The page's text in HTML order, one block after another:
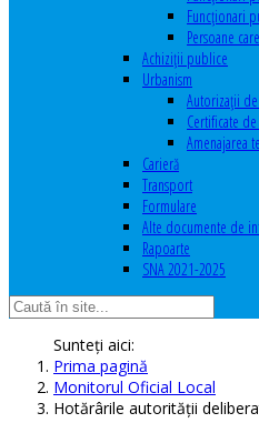
Funcționari
Persoane
Achiziţii publice
Urbanism
Autorizații
Certificate
Amenajarea
Carieră
Transport
Formulare
Alte documente de
Rapoarte
SNA 2021-2025
Sunteți aici:
Prima pagină
Monitorul Oficial Local
Hotărârile autorităţii